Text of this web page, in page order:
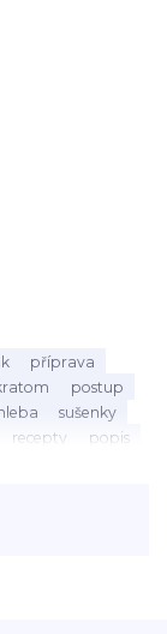
příprava
postup
sušenky
recepty
popis